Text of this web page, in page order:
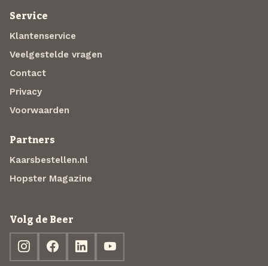
Service
Klantenservice
Veelgestelde vragen
Contact
Privacy
Voorwaarden
Partners
Kaarsbestellen.nl
Hopster Magazine
Volg de Beer